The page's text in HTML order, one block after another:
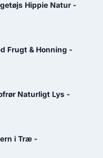
Hippie Natur -
Frugt & Honning -
Naturligt Lys -
i Træ -